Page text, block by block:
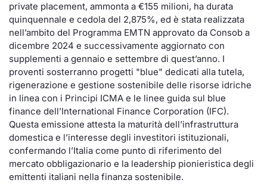
private placement, ammonta a €155 milioni, ha durata
quinquennale e cedola del 2,875%, ed è stata realizzata
nell’ambito del Programma EMTN approvato da Consob a
dicembre 2024 e successivamente aggiornato con
supplementi a gennaio e settembre di quest’anno. I
proventi sosterranno progetti "blue" dedicati alla tutela,
rigenerazione e gestione sostenibile delle risorse idriche
in linea con i Principi ICMA e le linee guida sul blue
finance dell’International Finance Corporation (IFC).
Questa emissione attesta la maturità dell’infrastruttura
domestica e l’interesse degli investitori istituzionali,
confermando l’Italia come punto di riferimento del
mercato obbligazionario e la leadership pionieristica degli
emittenti italiani nella finanza sostenibile.